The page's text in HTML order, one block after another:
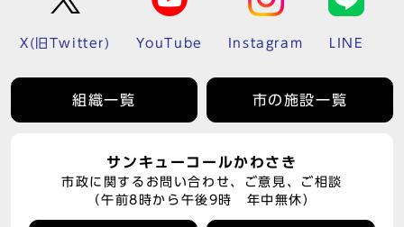
X(旧Twitter) YouTube Instagram LINE
組織一覧 市の施設一覧
サンキューコールかわさき
市政に関するお問い合わせ、ご意見、ご相談
（午前8時から午後9時 年中無休）